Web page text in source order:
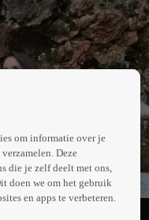
Chase, tijdens
de legendarische
om informatie over je
Deze
die je zelf deelt met ons,
doen we om het gebruik
en apps te verbeteren.